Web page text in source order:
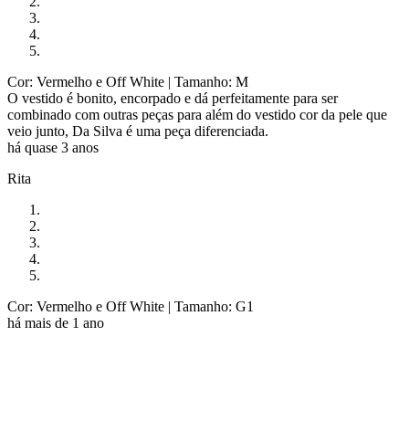
Cor: Vermelho e Off White | Tamanho: M
O vestido é bonito, encorpado e dá perfeitamente para ser
combinado com outras peças para além do vestido cor da pele que
veio junto, Da Silva é uma peça diferenciada.
há quase 3 anos
Rita
Cor: Vermelho e Off White | Tamanho: G1
há mais de 1 ano